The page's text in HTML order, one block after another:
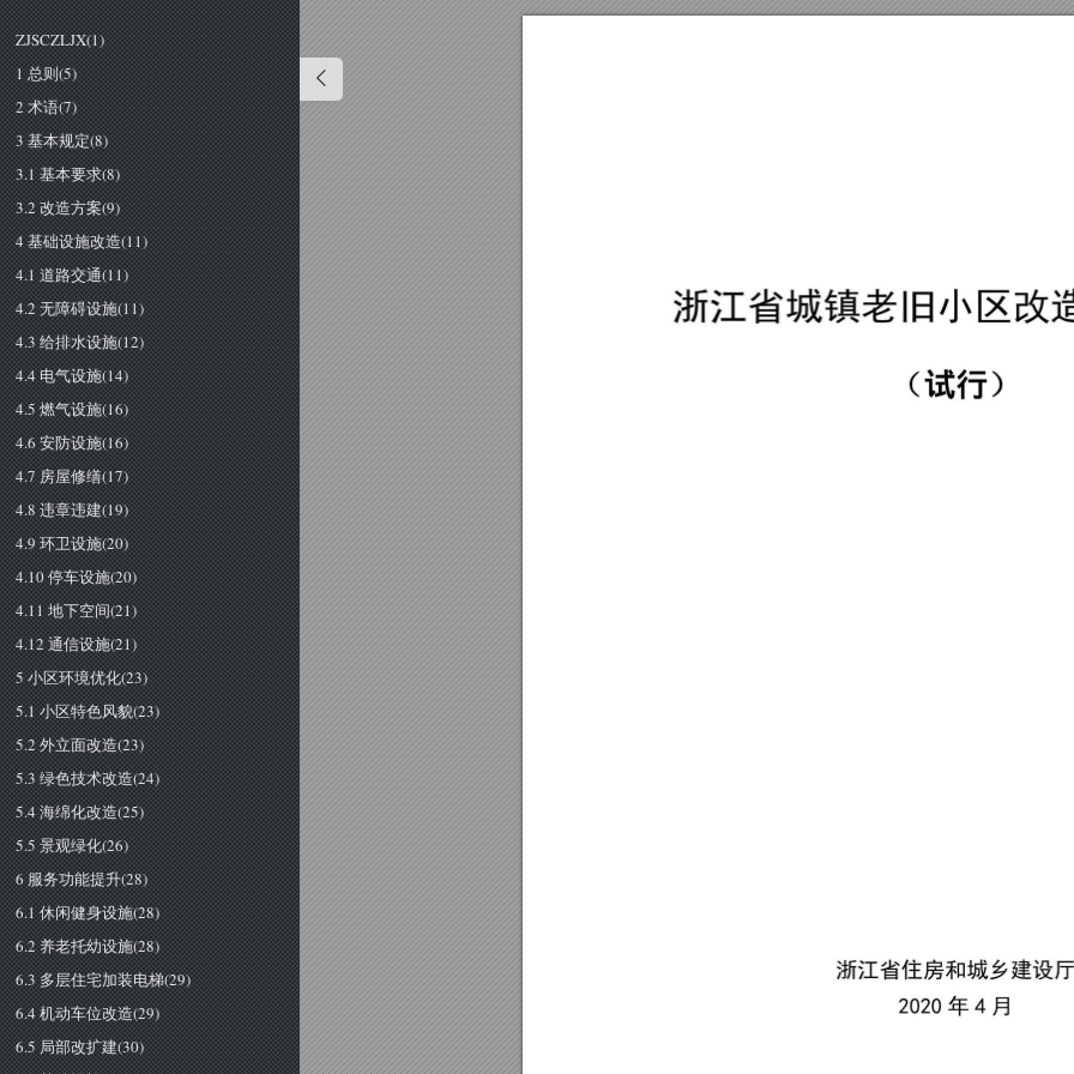
ZJSCZLJX(1)
1 总则(5)
2 术语(7)
3 基本规定(8)
3.1 基本要求(8)
3.2 改造方案(9)
4 基础设施改造(11)
4.1 道路交通(11)
4.2 无障碍设施(11)
4.3 给排水设施(12)
4.4 电气设施(14)
4.5 燃气设施(16)
4.6 安防设施(16)
4.7 房屋修缮(17)
4.8 违章违建(19)
4.9 环卫设施(20)
4.10 停车设施(20)
4.11 地下空间(21)
4.12 通信设施(21)
5 小区环境优化(23)
5.1 小区特色风貌(23)
5.2 外立面改造(23)
5.3 绿色技术改造(24)
5.4 海绵化改造(25)
5.5 景观绿化(26)
6 服务功能提升(28)
6.1 休闲健身设施(28)
6.2 养老托幼设施(28)
6.3 多层住宅加装电梯(29)
6.4 机动车位改造(29)
6.5 局部改扩建(30)
浙江省城镇老旧小区改
（试行）
浙江省住房和城乡建设
２０２０年 ４月